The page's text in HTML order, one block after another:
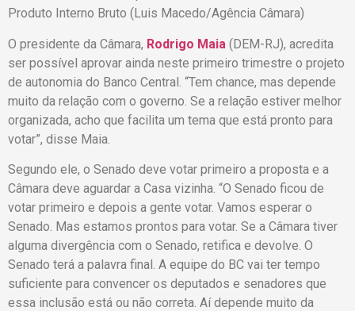
Produto Interno Bruto (Luis Macedo/Agência Câmara)
O presidente da Câmara, Rodrigo Maia (DEM-RJ), acredita
ser possível aprovar ainda neste primeiro trimestre o projeto
de autonomia do Banco Central. “Tem chance, mas depende
muito da relação com o governo. Se a relação estiver melhor
organizada, acho que facilita um tema que está pronto para
votar”, disse Maia.
Segundo ele, o Senado deve votar primeiro a proposta e a
Câmara deve aguardar a Casa vizinha. “O Senado ficou de
votar primeiro e depois a gente votar. Vamos esperar o
Senado. Mas estamos prontos para votar. Se a Câmara tiver
alguma divergência com o Senado, retifica e devolve. O
Senado terá a palavra final. A equipe do BC vai ter tempo
suficiente para convencer os deputados e senadores que
essa inclusão está ou não correta. Aí depende muito da